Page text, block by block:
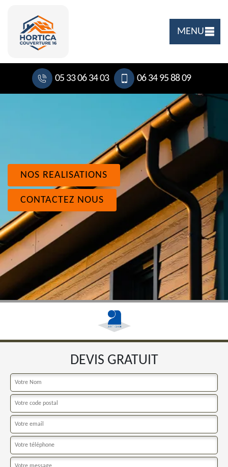
MENU
05 33 06 34 03 06 34 95 88 09
NOS REALISATIONS
CONTACTEZ NOUS
DEVIS GRATUIT